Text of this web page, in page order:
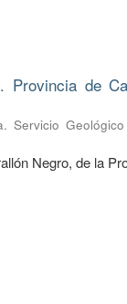
Provincia de
Servicio
Negro, de la